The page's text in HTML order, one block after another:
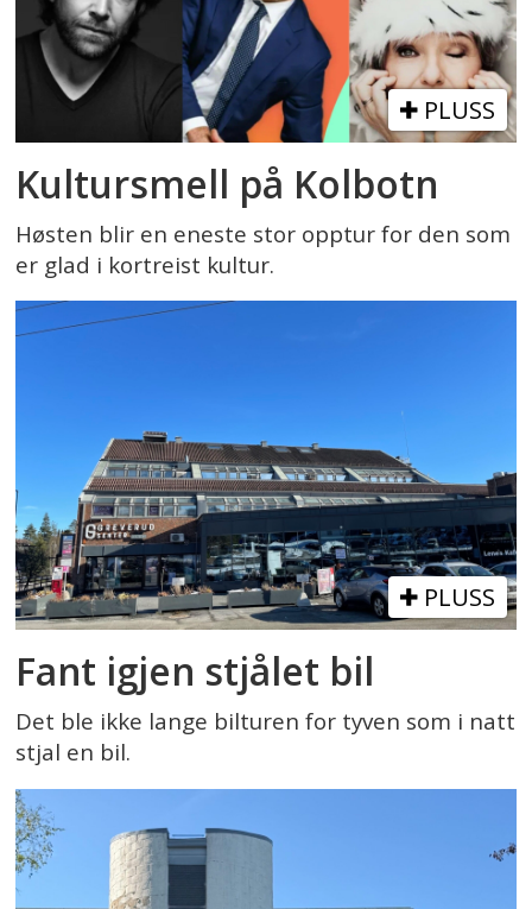
PLUSS
Kultursmell på Kolbotn
Høsten blir en eneste stor opptur for den som
er glad i kortreist kultur.
PLUSS
Fant igjen stjålet bil
Det ble ikke lange bilturen for tyven som i natt
stjal en bil.